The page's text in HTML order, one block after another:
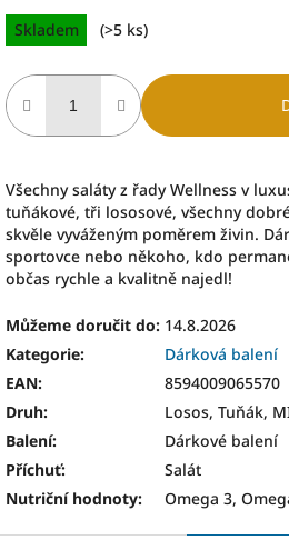
Měrná
cena:
Skladem (>5 ks)
Všechny saláty z řady Wellness v
tuňákové, tři lososové, všechny
skvěle vyváženým poměrem živin.
sportovce nebo někoho, kdo
občas rychle a kvalitně najedl!
Můžeme doručit do: 14.8.2026
Kategorie:
Dárková balení
EAN:
8594009065570
Druh:
Losos, Tuňák,
Balení:
Dárkové balení
Příchuť:
Salát
Nutriční hodnoty: Omega 3,